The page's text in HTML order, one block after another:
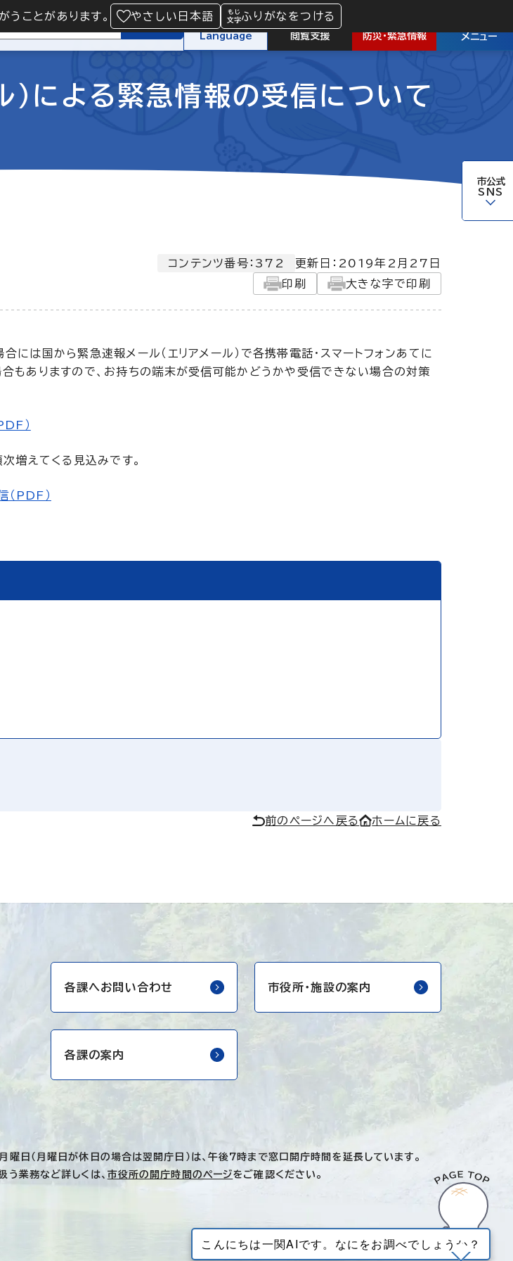
うことがあります。 やさしい日本語 ふりがなをつける
検索
Language 閲覧支援 防災・緊急情報 メニュー
市公式
SNS
）による緊急情報の受信について
コンテンツ番号：372 更新日： 2019年2月27日
印刷
大きな字で印刷
は国から緊急速報メール（エリアメール）で各携帯電話・スマートフォンあてに
もありますので、お持ちの端末が受信可能かどうかや受信できない場合の対策
）
増えてくる見込みです。
PDF）
前のページへ戻る ホームに戻る
各課へお問い合わせ 市役所・施設の案内
各課の案内
曜日（月曜日が休日の場合は翌開庁日）は、午後7時まで窓口開庁時間を延長しています。
う業務など詳しくは、 市役所の開庁時間のページをご確認ください。